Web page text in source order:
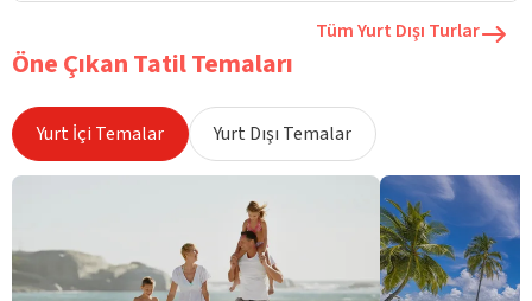
Tüm Yurt Dışı Turlar
Öne Çıkan Tatil Temaları
Yurt İçi Temalar Yurt Dışı Temalar